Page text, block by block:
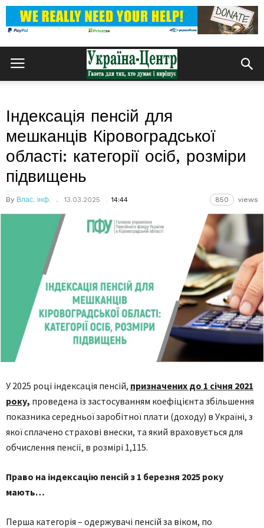
Індексація пенсій для
мешканців Кіровоградської
області: категорії осіб, розміри
підвищень
By Влас. інф. 13.03.2025 14:44 850 views
У 2025 році індексація пенсій, призначених до 1 січня 2021
року, проведена із застосуванням коефіцієнта збільшення
показника середньої заробітної плати (доходу) в Україні, з
якої сплачено страхові внески, та який враховується для
обчислення пенсії, в розмірі 1,115.
Право на індексацію пенсій з 1 березня 2025 року
мають…
Перша категорія – одержувачі пенсій за віком, по